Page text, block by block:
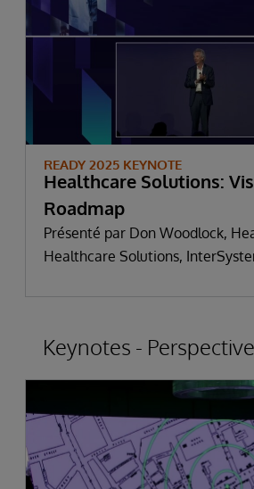
READY 2025 KEYNOTE
Healthcare Solutions:
Roadmap
Présenté par Don Woodlock,
Healthcare Solutions,
Keynotes -